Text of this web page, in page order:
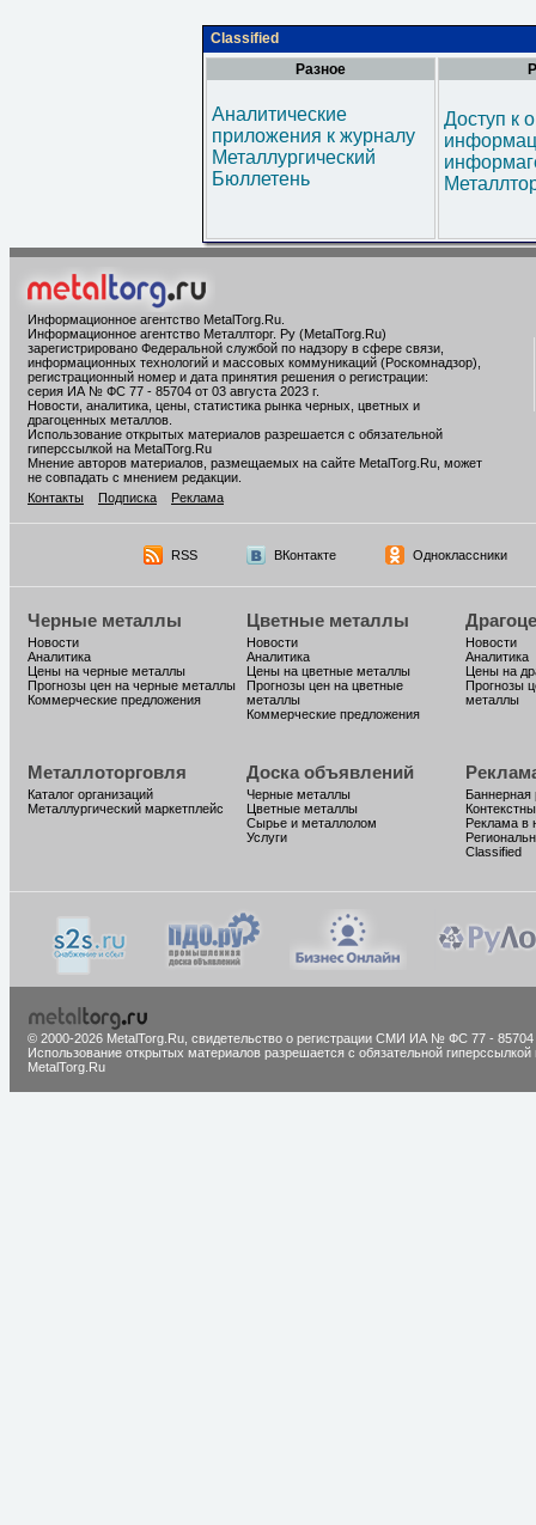
Classified
Разное
Аналитические
приложения к журналу
Металлургический
Бюллетень
Доступ к
Информационное агентство MetalTorg.Ru
Информационное агентство Металлторг. Ру (MetalTorg.Ru)
зарегистрировано Федеральной службой по надзору в сфере связи,
информационных технологий и массовых коммуникаций (Роскомнадзор),
регистрационный номер и дата принятия решения о регистрации:
серия ИА № ФС 77 - 85704 от 03 августа 2023 г.
Новости, аналитика, цены, статистика рынка черных, цветных и
драгоценных металлов.
Использование открытых материалов разрешается с обязательной
гиперссылкой на MetalTorg.Ru
Мнение авторов материалов, размещаемых на сайте MetalTorg.Ru, может
не совпадать с мнением редакции.
Контакты
Подписка Реклама
RSS ВКонтакте Одноклассники
Черные металлы
Новости
Аналитика
Цены на черные металлы
Прогнозы цен на черные металлы
Коммерческие предложения
Цветные металлы
Новости
Аналитика
Цены на цветные металлы
Прогнозы цен на цветные
металлы
Коммерческие предложения
Новости
Аналитика
Цены на
Прогнозы
металлы
Металлоторговля
Каталог организаций
Металлургический маркетплейс
Доска объявлений
Черные металлы
Цветные металлы
Сырье и металлолом
Услуги
Баннерная
Реклама в
Classified
© 2000-2026 MetalTorg.Ru, cвидетельство о регистрации СМИ ИА № ФС 77 - 85704
Использование открытых материалов разрешается с обязательной гиперссылкой
MetalTorg.Ru